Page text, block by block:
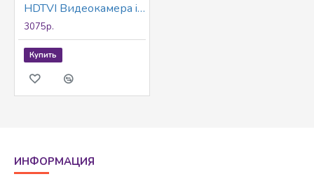
HDTVI Видеокамера iFLOW F-AC-2126M(2.8mm)
3075р.
Купить
ИНФОРМАЦИЯ